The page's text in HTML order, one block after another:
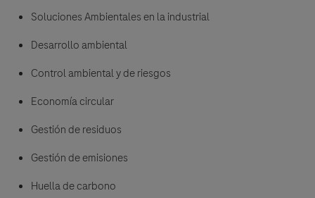
Soluciones Ambientales en la industrial
Desarrollo ambiental
Control ambiental y de riesgos
Economía circular
Gestión de residuos
Gestión de emisiones
Huella de carbono